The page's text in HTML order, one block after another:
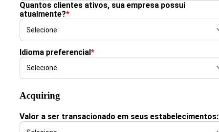
Quantos clientes ativos, sua empresa possui
atualmente?*
Idioma preferencial*
Acquiring
Valor a ser transacionado em seus estabelecimentos: